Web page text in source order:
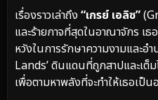
เรื่องราวเล่าถึง “เกรย์ เอลิซ”
และร้ายกาจที่สุดในอาณาจักร เธ
หวังในการรักษาความงามและอำ
Lands’ ดินแดนที่ถูกสาปและเต็
เพื่อตามหาพลังที่จะทำให้เธอเป็น